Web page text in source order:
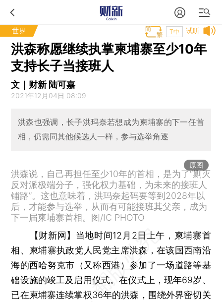
世界 试听
T中
洪森称愿继续执掌柬埔寨至少10年
支持长子当接班人
文｜财新 陆可嘉
2021年12月04日 08:09
洪森也强调，长子洪玛奈若想成为柬埔寨的下一任首
相，仍需同其他候选人一样，参与选举角逐
原图
洪森说，自己再担任至少10年的首相，是为了“剿灭
反对派极端分子，强化权力基础，为未来的接班人
铺路”。这也意味着，洪玛奈起码要等到2028年以
后，才能参与选举，从而有可能接班其父亲，成为
下一届柬埔寨首相。图/IC PHOTO
【财新网】 当地时间12月2日上午，柬埔寨首
相、柬埔寨执政党人民党主席洪森，在该国西南沿
海的西哈努克市（又称西港）参加了一场道路等基
础设施的竣工及启用仪式。在仪式上，现年69岁、
已在柬埔寨连续掌权36年的洪森，围绕外界密切关